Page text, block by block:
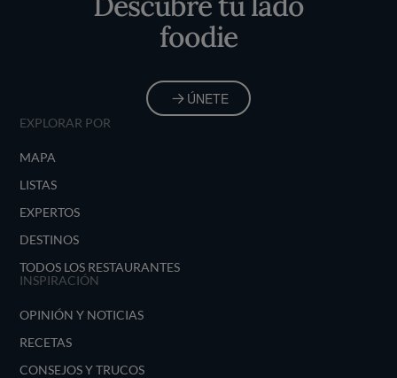
foodie
ÚNETE
EXPLORAR POR
MAPA
LISTAS
EXPERTOS
DESTINOS
TODOS LOS RESTAURANTES
INSPIRACIÓN
OPINIÓN Y NOTICIAS
RECETAS
CONSEJOS Y TRUCOS